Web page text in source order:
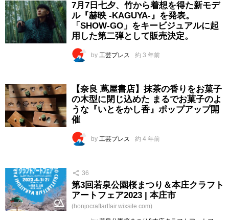
7月7日七夕、竹から着想を得た新モデ
ル『赫映 -KAGUYA-』を発表。
「SHOW-GO」をキービジュアルに起
用した第二弾として販売決定。
by 工芸プレス 約 3 年前
【奈良 蔦屋書店】抹茶の香りをお菓子
の木型に閉じ込めた まるでお菓子のよ
うな『いとをかし香』ポップアップ開
催
by 工芸プレス 約 4 年前
36
第3回若泉公園桜まつり＆本庄クラフト
アートフェア2023 | 本庄市
(honjocraftartfair.wixsite.com)